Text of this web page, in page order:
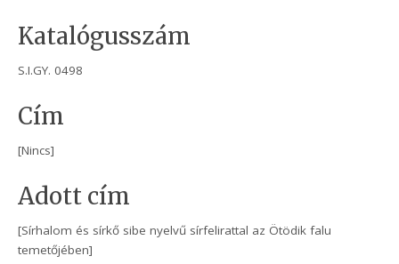
Katalógusszám
S.I.GY. 0498
Cím
[Nincs]
Adott cím
[Sírhalom és sírkő sibe nyelvű sírfelirattal az Ötödik falu
temetőjében]